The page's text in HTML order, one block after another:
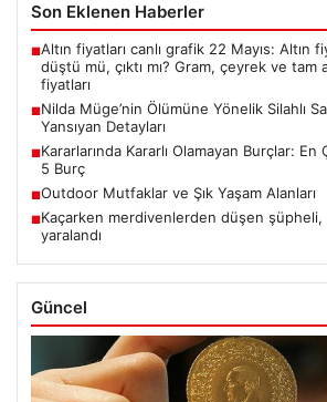
Son Eklenen Haberler
■Altın fiyatları canlı grafik 22 Mayıs: Altın
düştü mü, çıktı mı? Gram, çeyrek ve tam
fiyatları
■Nilda Müge’nin Ölümüne Yönelik Silahlı
Yansıyan Detayları
■Kararlarında Kararlı Olamayan Burçlar:
5 Burç
■Outdoor Mutfaklar ve Şık Yaşam Alanları
■Kaçarken merdivenlerden düşen şüpheli,
yaralandı
Güncel